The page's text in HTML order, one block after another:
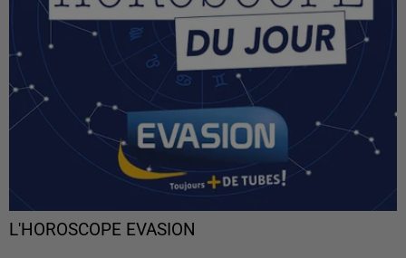
L'HOROSCOPE EVASION